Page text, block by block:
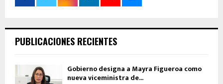
PUBLICACIONES RECIENTES
Gobierno designa a Mayra Figueroa como
nueva viceministra de...